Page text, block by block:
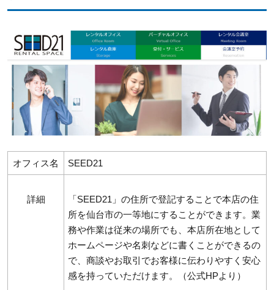
オフィス名 SEED21
詳細
「SEED21」の住所で登記することで本店の住
所を仙台市の一等地にすることができます。業
務や作業は従来の場所でも、本店所在地として
ホームページや名刺などに書くことができるの
で、商談やお取引でお客様に伝わりやすく安心
感を持っていただけます。（公式HPより）